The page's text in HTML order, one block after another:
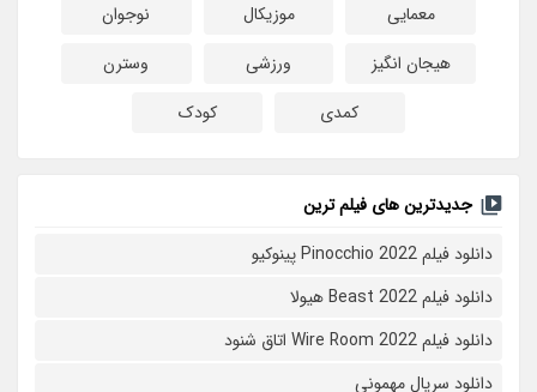
معمایی
موزیکال
نوجوان
هیجان انگیز
ورزشی
وسترن
کمدی
کودک
جدیدترین های فیلم ترین
دانلود فیلم Pinocchio 2022 پینوکیو
دانلود فیلم Beast 2022 هیولا
دانلود فیلم Wire Room 2022 اتاق شنود
دانلود سریال مهمونی